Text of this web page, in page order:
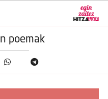
poemak